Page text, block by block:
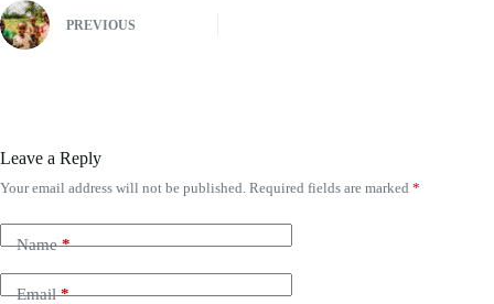
PREVIOUS
Leave a Reply
Your email address will not be published. Required fields are marked *
Name*
Email*